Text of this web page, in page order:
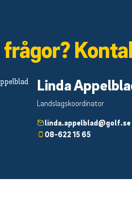
frågor?
Linda
Landslagskoordinator
linda.appelblad@golf.se
08-622 15 65